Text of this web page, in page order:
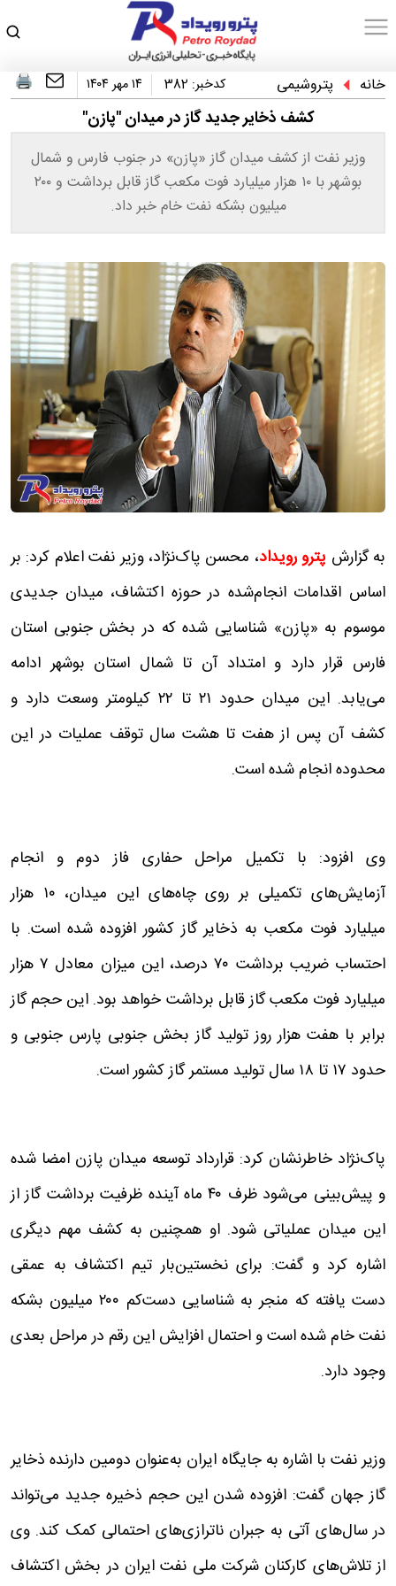
خانه پتروشیمی کدخبر: 382 ۱۴ مهر ۱۴۰۴
کشف ذخایر جدید گاز در میدان "پازن"
وزیر نفت از کشف میدان گاز «پازن» در جنوب فارس و شمال
بوشهر با ۱۰ هزار میلیارد فوت مکعب گاز قابل برداشت و ۲۰۰
میلیون بشکه نفت خام خبر داد.
به گزارش پترو رویداد، محسن پاک‌نژاد، وزیر نفت اعلام کرد: بر
اساس اقدامات انجام‌شده در حوزه اکتشاف، میدان جدیدی
موسوم به «پازن» شناسایی شده که در بخش جنوبی استان
فارس قرار دارد و امتداد آن تا شمال استان بوشهر ادامه
می‌یابد. این میدان حدود ۲۱ تا ۲۲ کیلومتر وسعت دارد و
کشف آن پس از هفت تا هشت سال توقف عملیات در این
محدوده انجام شده است.
وی افزود: با تکمیل مراحل حفاری فاز دوم و انجام
آزمایش‌های تکمیلی بر روی چاه‌های این میدان، ۱۰ هزار
میلیارد فوت مکعب به ذخایر گاز کشور افزوده شده است. با
احتساب ضریب برداشت ۷۰ درصد، این میزان معادل ۷ هزار
میلیارد فوت مکعب گاز قابل برداشت خواهد بود. این حجم گاز
برابر با هفت هزار روز تولید گاز بخش جنوبی پارس جنوبی و
حدود ۱۷ تا ۱۸ سال تولید مستمر گاز کشور است.
پاک‌نژاد خاطرنشان کرد: قرارداد توسعه میدان پازن امضا شده
و پیش‌بینی می‌شود ظرف ۴۰ ماه آینده ظرفیت برداشت گاز از
این میدان عملیاتی شود. او همچنین به کشف مهم دیگری
اشاره کرد و گفت: برای نخستین‌بار تیم اکتشاف به عمقی
دست یافته که منجر به شناسایی دست‌کم ۲۰۰ میلیون بشکه
نفت خام شده است و احتمال افزایش این رقم در مراحل بعدی
وجود دارد.
وزیر نفت با اشاره به جایگاه ایران به‌عنوان دومین دارنده ذخایر
گاز جهان گفت: افزوده شدن این حجم ذخیره جدید می‌تواند
در سال‌های آتی به جبران ناترازی‌های احتمالی کمک کند. وی
از تلاش‌های کارکنان شرکت ملی نفت ایران در بخش اکتشاف